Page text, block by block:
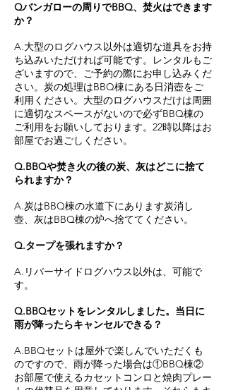
Qバンガローの周りでBBQ、焚火はできます
か？
A.大型のログハウス以外は適切な道具をお持
ち込みいただければ可能です。レンタルもご
ざいますので、ご予約の際にお申し込みくだ
さい。炭の処理はBBQ棟にある日消壺をご
利用ください。大型のログハウスだけは周囲
に適切なスペースがないので必ずBBQ棟の
ご利用をお願いしております。22時以降はお
部屋でお過ごしください。
Q.BBQや焚き火の後の炭、灰はどこに捨て
られますか？
A.炭はBBQ棟の水道下にあります炭消し
壺、灰はBBQ棟の炉へ捨ててください。
Q.タープを張れますか？
A.リバーサイドログハウス以外は、可能で
す。
Q.BBQセットをレンタルしました。当日に
雨が降ったらキャンセルできる？
A.BBQセットは屋外で楽しんでいただくも
のですので、雨が降った場合は①BBQ棟②
お部屋で使えるカセットコンロと焼肉プレー